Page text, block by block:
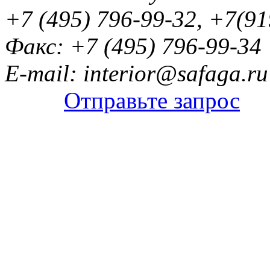
+7 (495) 796-99-32,
Факс: +7 (495) 796-99-34
E-mail: interior@safaga.ru
Отправьте запрос